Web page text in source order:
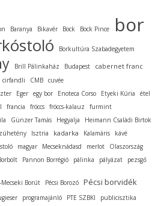
Baranya Bikavér Bock Bock Pince bor
Borkultúra Szabadegyetem
Brill Pálinkaház Budapest cabernet franc
cirfandli CMB cuvée
Eger egy bor Enoteca Corso Etyeki Kúria
étel
francia fröccs fröccs-kalauz furmint
Günzer Tamás Hegyalja
Heimann Családi Birtok
Isztria kadarka Kalamáris
kávé
magyar Mecseknádasd merlot Olaszország
Pannon Borrégió pálinka pályázat pezsgő
Mecseki Borút Pécsi Borozó Pécsi borvidék
programajánló PTE SZBKI
publicisztika